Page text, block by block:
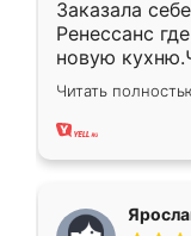
Заказала
Ренессанс
новую
вполне
два года,
Читать